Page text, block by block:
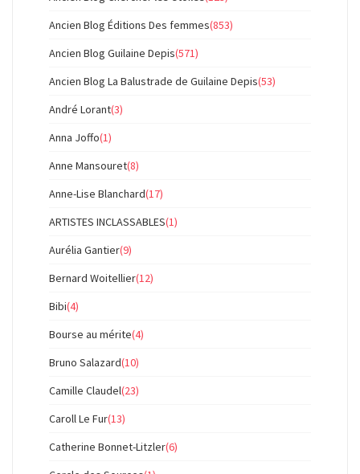
Ancien Blog Éditions Des femmes(853)
Ancien Blog Guilaine Depis(571)
Ancien Blog La Balustrade de Guilaine Depis(53)
André Lorant(3)
Anna Joffo(1)
Anne Mansouret(8)
Anne-Lise Blanchard(17)
ARTISTES INCLASSABLES(1)
Aurélia Gantier(9)
Bernard Woitellier(12)
Bibi(4)
Bourse au mérite(4)
Bruno Salazard(10)
Camille Claudel(23)
Caroll Le Fur(13)
Catherine Bonnet-Litzler(6)